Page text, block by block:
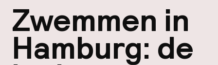
Zwemmen in
Hamburg: de